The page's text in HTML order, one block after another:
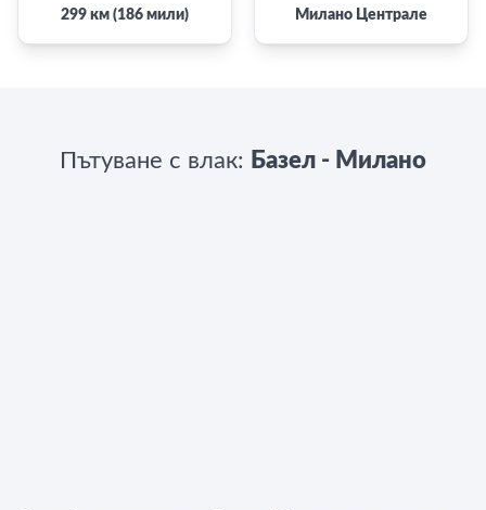
299 км (186 мили) Милано Централе
Пътуване с влак: Базел - Милано